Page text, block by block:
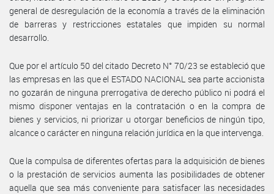
general de desregulación de la economía a través de la eliminación
de barreras y restricciones estatales que impiden su normal
desarrollo.
Que por el artículo 50 del citado Decreto N° 70/23 se estableció que
las empresas en las que el ESTADO NACIONAL sea parte accionista
no gozarán de ninguna prerrogativa de derecho público ni podrá el
mismo disponer ventajas en la contratación o en la compra de
bienes y servicios, ni priorizar u otorgar beneficios de ningún tipo,
alcance o carácter en ninguna relación jurídica en la que intervenga.
Que la compulsa de diferentes ofertas para la adquisición de bienes
o la prestación de servicios aumenta las posibilidades de obtener
aquella que sea más conveniente para satisfacer las necesidades